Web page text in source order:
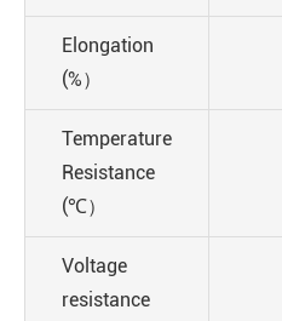
Elongation
(%）
Temperature
Resistance
(℃）
Voltage
resistance